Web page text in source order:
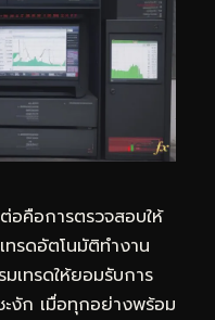
คือการตรวจสอบให้
ทรดอัตโนมัติทำงาน
เทรดให้ยอมรับการ
ะงัก เมื่อทุกอย่างพร้อม